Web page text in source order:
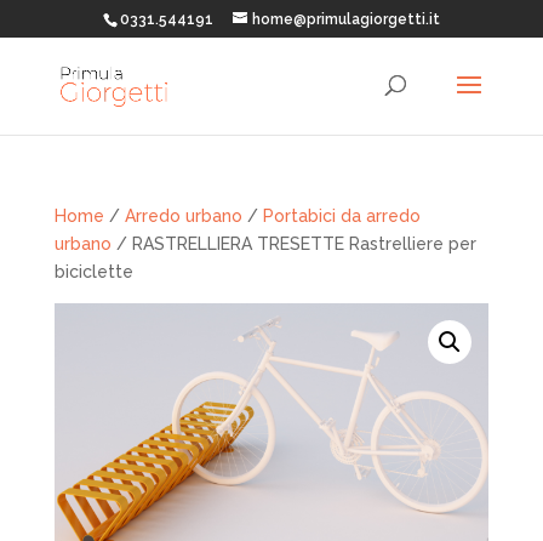
0331.544191 home@primulagiorgetti.it
Home / Arredo urbano / Portabici da arredo
urbano / RASTRELLIERA TRESETTE Rastrelliere per
biciclette